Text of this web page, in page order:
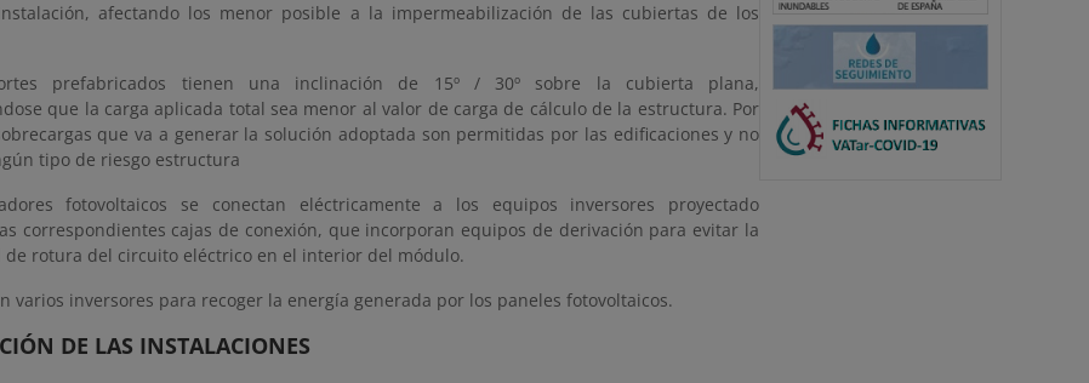
afectando los menor posible a la impermeabilización de las cubiertas de los
prefabricados tienen una inclinación de 15º / 30º sobre la cubierta plana,
que la carga aplicada total sea menor al valor de carga de cálculo de la estructura. Por
que va a generar la solución adoptada son permitidas por las edificaciones y no
tipo de riesgo estructura
fotovoltaicos se conectan eléctricamente a los equipos inversores proyectado
correspondientes cajas de conexión, que incorporan equipos de derivación para evitar la
rotura del circuito eléctrico en el interior del módulo.
varios inversores para recoger la energía generada por los paneles fotovoltaicos.
DE LAS INSTALACIONES